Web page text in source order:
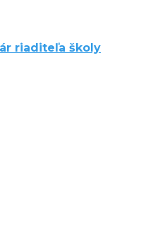
riaditeľa školy